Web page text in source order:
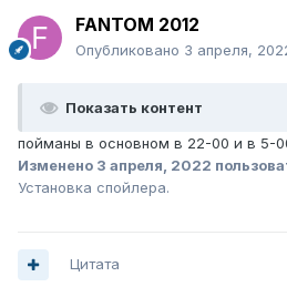
FANTOM 2012
Опубликовано 3 апреля,
Показать контент
пойманы в основном в 22-00 и в 5-
Изменено 3 апреля, 2022
Установка спойлера.
Цитата